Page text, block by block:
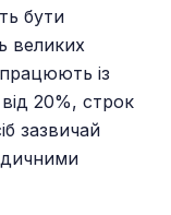
бути
великих
із
20%, строк
зазвичай